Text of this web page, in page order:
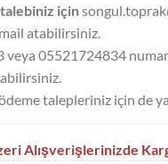
için
atabilirsiniz.
05521724834
talepleriniz için de
Alışverişlerinizde